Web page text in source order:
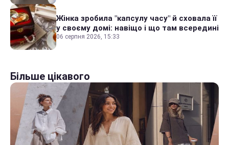
Жінка зробила "капсулу часу" й сховала її
у своєму домі: навіщо і що там всередині
06 серпня 2026, 15:33
Більше цікавого